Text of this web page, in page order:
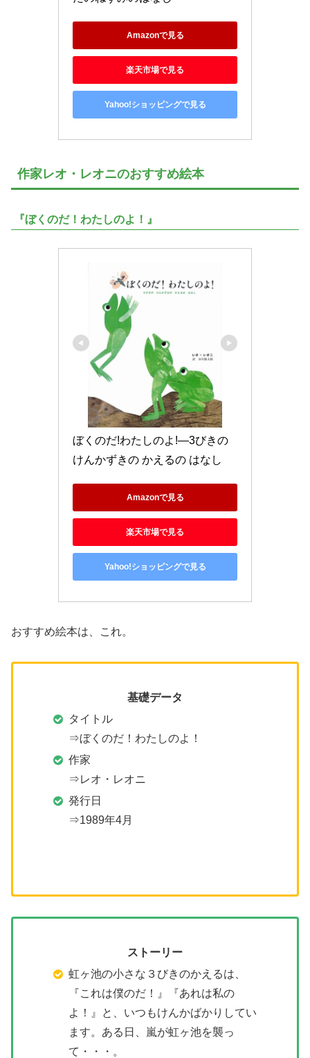
Amazonで見る
楽天市場で見る
Yahoo!ショッピングで見る
作家レオ・レオニのおすすめ絵本
『ぼくのだ！わたしのよ！』
ぼくのだ!わたしのよ!―3びきの
けんかずきの かえるの はなし
Amazonで見る
楽天市場で見る
Yahoo!ショッピングで見る
おすすめ絵本は、これ。
基礎データ
タイトル
⇒ぼくのだ！わたしのよ！
作家
⇒レオ・レオニ
発行日
⇒1989年4月
ストーリー
虹ヶ池の小さな３びきのかえるは、
『これは僕のだ！』『あれは私の
よ！』と、いつもけんかばかりしてい
ます。ある日、嵐が虹ヶ池を襲っ
て・・・。